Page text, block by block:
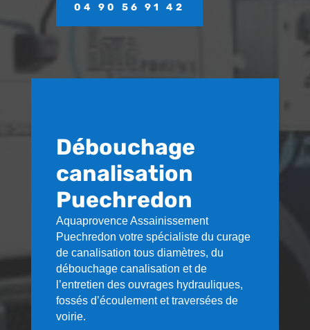
04 90 56 91 42
Débouchage
canalisation
Puechredon
Aquaprovence Assainissement
Puechredon votre spécialiste du curage
de canalisation tous diamètres, du
débouchage canalisation et de
l’entretien des ouvrages hydrauliques,
fossés d’écoulement et traversées de
voirie.